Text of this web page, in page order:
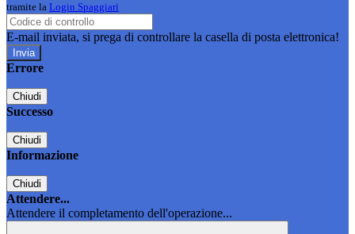
tramite la Login Spaggiari
E-mail inviata, si prega di controllare la casella di posta elettronica!
Errore
Chiudi
Successo
Chiudi
Informazione
Chiudi
Attendere...
Attendere il completamento dell'operazione...